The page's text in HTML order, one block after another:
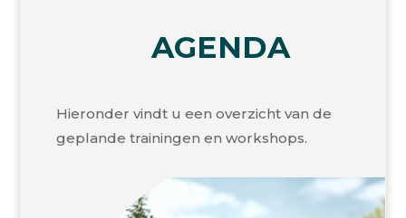
AGENDA
Hieronder vindt u een overzicht van de
geplande trainingen en workshops.